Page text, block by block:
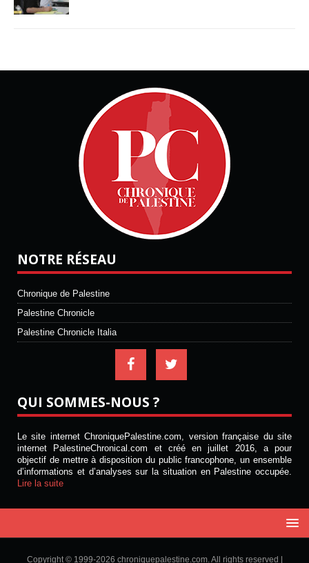
NOTRE RÉSEAU
Chronique de Palestine
Palestine Chronicle
Palestine Chronicle Italia
QUI SOMMES-NOUS ?
Le site internet ChroniquePalestine.com, version française du site
internet PalestineChronical.com et créé en juillet 2016, a pour
objectif de mettre à disposition du public francophone, un ensemble
d’informations et d’analyses sur la situation en Palestine occupée.
Lire la suite
Copyright © 1999-2026 chroniquepalestine.com. All rights reserved |